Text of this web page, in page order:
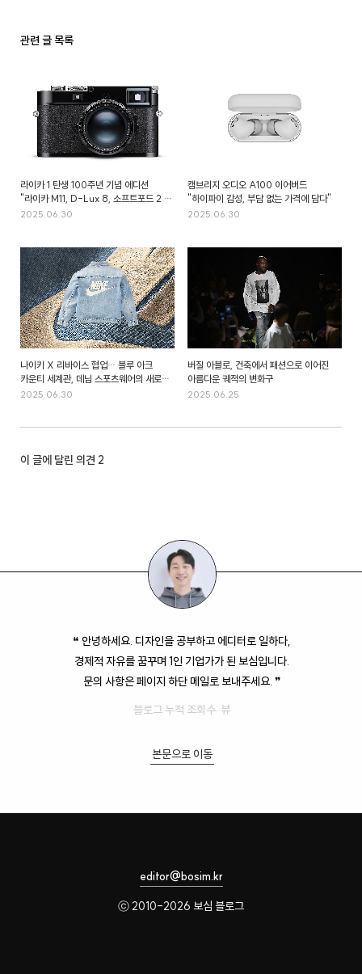
관련 글 목록
라이카 1 탄생 100주년 기념 에디션
"라이카 M11, D-Lux 8, 소프트포드 2 등
대표 모델 한정판 출시"
2025.06.30
캠브리지 오디오 A100 이어버드
"하이파이 감성, 부담 없는 가격에 담다"
2025.06.30
나이키 X 리바이스 협업… 블루 아크
카운티 세계관, 데님 스포츠웨어의 새로운
장 연다
2025.06.30
버질 아블로, 건축에서 패션으로 이어진
아름다운 궤적의 변화구
2025.06.25
이 글에 달린 의견 2
❝ 안녕하세요. 디자인을 공부하고 에디터로 일하다,
경제적 자유를 꿈꾸며 1인 기업가가 된 보심입니다.
문의 사항은 페이지 하단 메일로 보내주세요. ❞
블로그 누적 조회수: 뷰
본문으로 이동
editor@bosim.kr
ⓒ 2010-2026 보심 블로그